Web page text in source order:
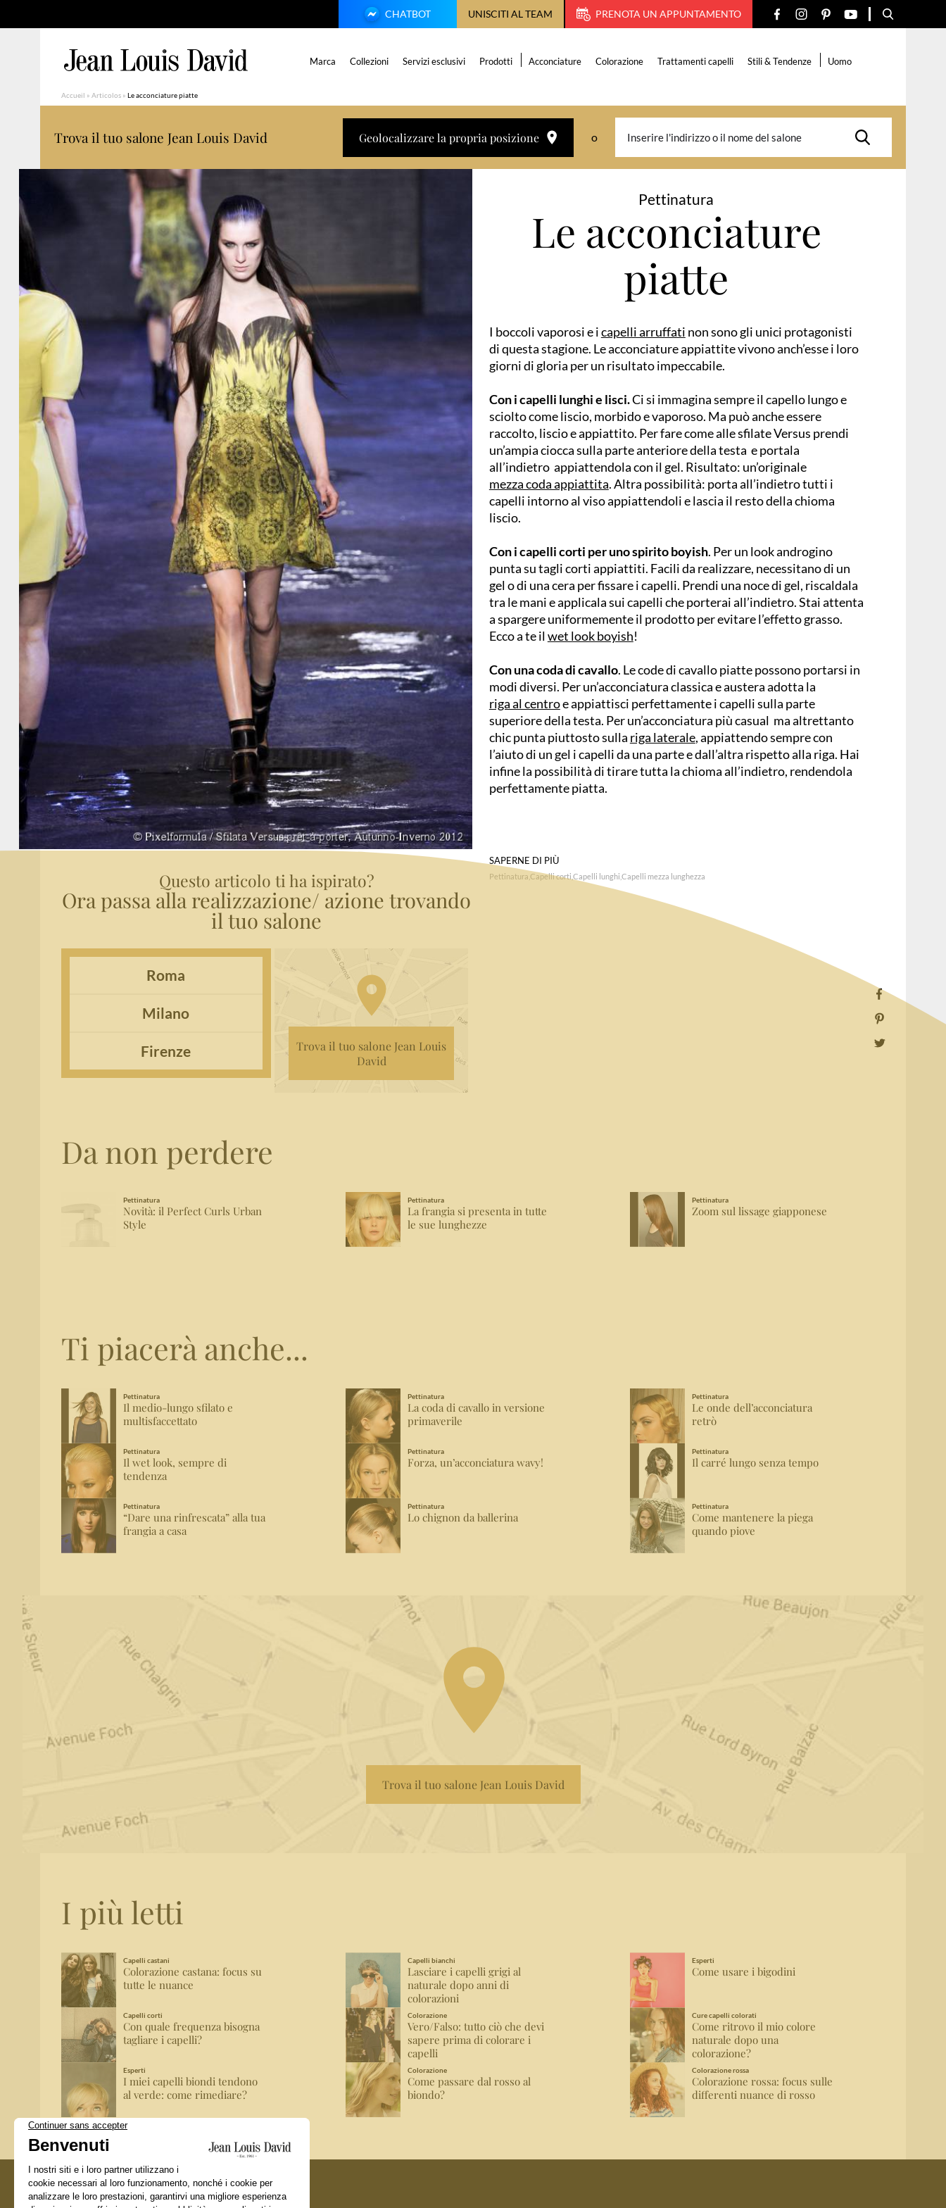
CHATBOT UNISCITI AL TEAM PRENOTA UN APPUNTAMENTO
Marca Collezioni Servizi esclusivi Prodotti Acconciature Colorazione Trattamenti capelli Stili & Tendenze Uomo
Accueil » Articolos » Le acconciature piatte
Trova il tuo salone Jean Louis David Geolocalizzare la propria posizione o
Questo articolo ti ha ispirato?
Ora passa alla realizzazione/ azione trovando
il tuo salone
Roma
Milano
Firenze
Trova il tuo salone Jean Louis
David
Pettinatura
Le acconciature
piatte
I boccoli vaporosi e icapelli arruffati non sono gli unici protagonisti
di questa stagione. Le acconciature appiattite vivono anch’esse i loro
giorni di gloria per un risultato impeccabile.
Con i capelli lunghi e lisci.Ci si immagina sempre il capello lungo e
sciolto come liscio, morbido e vaporoso. Ma può anche essere
raccolto, liscio e appiattito. Per fare come alle sfilate Versus prendi
un’ampia ciocca sulla parte anteriore della testa e portala
all’indietro appiattendola con il gel. Risultato: un’originale
mezza coda appiattita. Altra possibilità: porta all’indietro tutti i
capelli intorno al viso appiattendoli e lascia il resto della chioma
liscio.
Con i capelli corti per uno spirito boyish. Per un look androgino
punta su tagli corti appiattiti. Facili da realizzare, necessitano di un
gel o di una cera per fissare i capelli. Prendi una noce di gel, riscaldala
tra le mani e applicala sui capelli che porterai all’indietro. Stai attenta
a spargere uniformemente il prodotto per evitare l’effetto grasso.
Ecco a te ilwet look boyish!
Con una coda di cavallo. Le code di cavallo piatte possono portarsi in
modi diversi. Per un’acconciatura classica e austera adotta la
riga al centroe appiattisci perfettamente i capelli sulla parte
superiore della testa. Per un’acconciatura più casual ma altrettanto
chic punta piuttosto sulla riga laterale, appiattendo sempre con
l’aiuto di un gel i capelli da una parte e dall’altra rispetto alla riga. Hai
infine la possibilità di tirare tutta la chioma all’indietro, rendendola
perfettamente piatta.
SAPERNE DI PIÙ
Pettinatura Capelli corti Capelli lunghi Capelli mezza lunghezza
Da non perdere
Pettinatura
Novità: il Perfect Curls Urban
Style
Pettinatura
La frangia si presenta in tutte
le sue lunghezze
Pettinatura
Zoom sul lissage giapponese
Ti piacerà anche...
Pettinatura
Il medio-lungo sfilato e
multisfaccettato
Pettinatura
La coda di cavallo in versione
primaverile
Pettinatura
Le onde dell’acconciatura
retrò
Pettinatura
Il wet look, sempre di
tendenza
Pettinatura
Forza, un’acconciatura wavy!
Pettinatura
Il carré lungo senza tempo
Pettinatura
“Dare una rinfrescata” alla tua
frangia a casa
Pettinatura
Lo chignon da ballerina
Pettinatura
Come mantenere la piega
quando piove
Trova il tuo salone Jean Louis David
I più letti
Capelli castani
Colorazione castana: focus su
tutte le nuance
Capelli bianchi
Lasciare i capelli grigi al
naturale dopo anni di
colorazioni
Esperti
Come usare i bigodini
Capelli corti
Con quale frequenza bisogna
tagliare i capelli?
Colorazione
Vero/Falso: tutto ciò che devi
sapere prima di colorare i
capelli
Cure capelli colorati
Come ritrovo il mio colore
naturale dopo una
colorazione?
Esperti
I miei capelli biondi tendono
al verde: come rimediare?
Colorazione
Come passare dal rosso al
biondo?
Colorazione rossa
Colorazione rossa: focus sulle
differenti nuance di rosso